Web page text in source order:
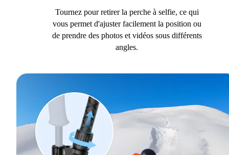
Tournez pour retirer la perche à selfie, ce qui
vous permet d'ajuster facilement la position ou
de prendre des photos et vidéos sous différents
angles.